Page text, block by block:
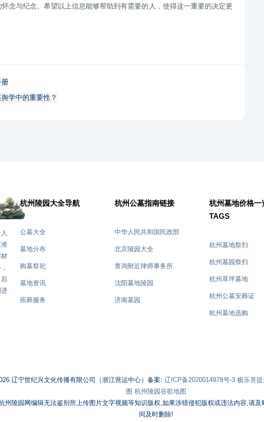
念与纪念。希望以上信息能够帮助到有需要的人，使得这一重要的决定更
册
学中的重要性？
杭州陵园大全导航
公墓大全
墓地分布
购墓祭祀
墓地资讯
殡葬服务
杭州公墓指南链接
中华人民共和国民政部
北京陵园大全
查询附近律师事务所
沈阳墓地陵园
济南墓园
沈阳墓地陵园
极乐殡葬网
沈阳公墓
杭州墓地价格一
TAGS
杭州墓地祭扫
杭州墓园祭扫
杭州草坪墓地
杭州公墓安葬证
杭州墓地选购
杭州墓地全攻略
需要注意？
永眠家园
杭州墓园祭扫有哪些便民服务举
辽宁世纪兴文化传播有限公司（浙江营运中心）备案: 辽ICP备2020014978号-3 极乐菩
图 杭州陵园谷歌地图
州陵园网编辑无法鉴别所上传图片文字视频等知识版权,如果涉猎侵犯版权或违法内容,请及
间及时删除!